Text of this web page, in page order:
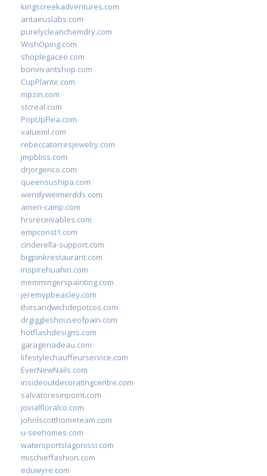
kingscreekadventures.com
antaeuslabs.com
purelycleanchemdry.com
WishOping.com
shoplegacee.com
bonvivantshop.com
CupPlante.com
mpzin.com
stcreal.com
PopUpFlea.com
valueml.com
rebeccatorresjewelry.com
jmpbliss.com
drjorgerico.com
queensushipa.com
wendyweimerdds.com
ameri-camp.com
hrsreceivables.com
empconst1.com
cinderella-support.com
bigpinkrestaurant.com
inspirehuahin.com
memmingerspainting.com
jeremypbeasley.com
thesandwichdepotcos.com
drgiggleshouseofpain.com
hotflashdesigns.com
garagenadeau.com
lifestylechauffeurservice.com
EverNewNails.com
insideoutdecoratingcentre.com
salvatoresinpoint.com
jovialfloralco.com
johnlscotthometeam.com
u-seehomes.com
watersportslagonissi.com
mischieffashion.com
eduwyre.com